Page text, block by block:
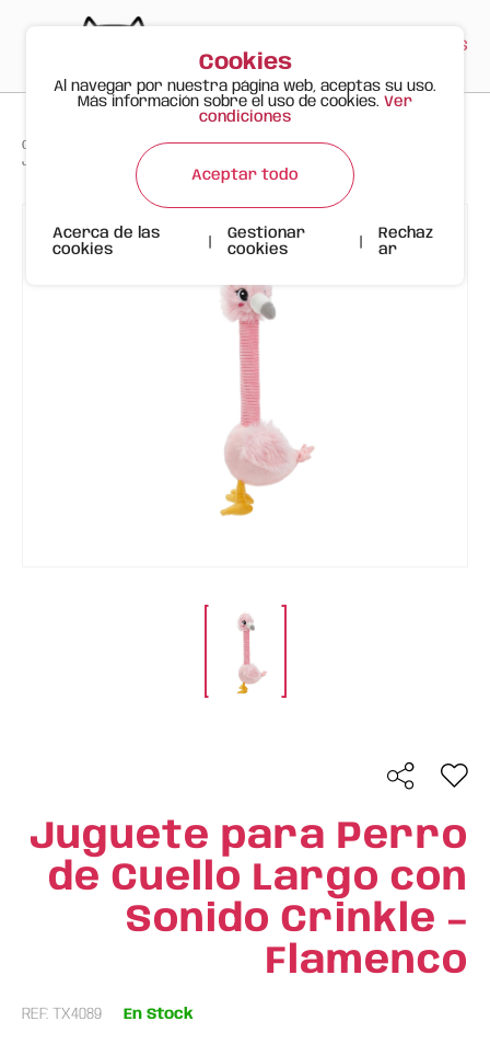
ES
Gato Feliz Productos > >
Juguete para Perro de Cuello Largo con Sonido Crinkle – Flamenco
Juguete para Perro
de Cuello Largo con
Sonido Crinkle –
Flamenco
REF: TX4089 En Stock
Cookies
Al navegar por nuestra página web, aceptas su uso.
Más información sobre el uso de cookies. Ver
condiciones
Aceptar todo
Acerca de las
cookies
Gestionar
cookies
Rechaz
ar